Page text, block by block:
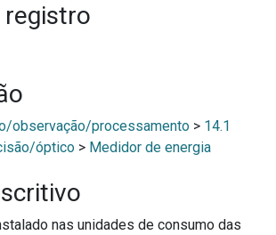
registro
observação/processamento > 14.1
óptico > Medidor de energia
nas unidades de consumo das